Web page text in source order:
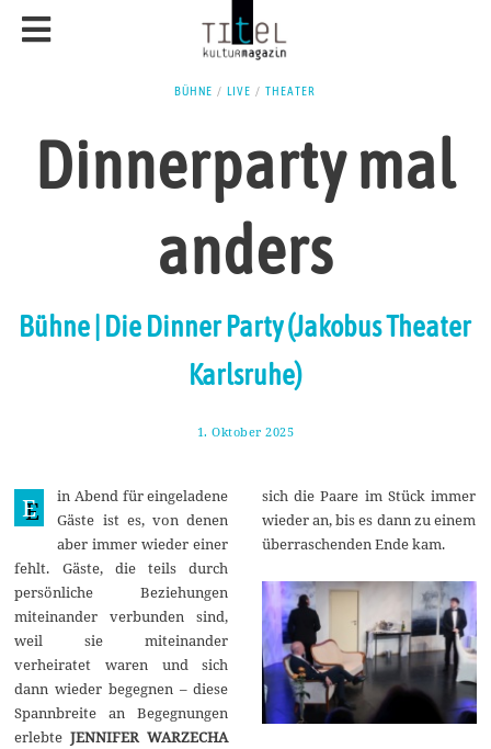
BÜHNE / LIVE / THEATER
Dinnerparty mal
anders
Bühne | Die Dinner Party (Jakobus Theater
Karlsruhe)
1. Oktober 2025
t
b
e
2
0
2
5
E
in Abend für eingeladene
Gäste ist es, von denen
aber immer wieder einer
fehlt. Gäste, die teils durch
persönliche Beziehungen
miteinander verbunden sind,
weil sie miteinander
verheiratet waren und sich
dann wieder begegnen – diese
Spannbreite an Begegnungen
erlebteJENNIFER WARZECHA
sich die Paare im Stück immer
wieder an, bis es dann zu einem
überraschenden Ende kam.